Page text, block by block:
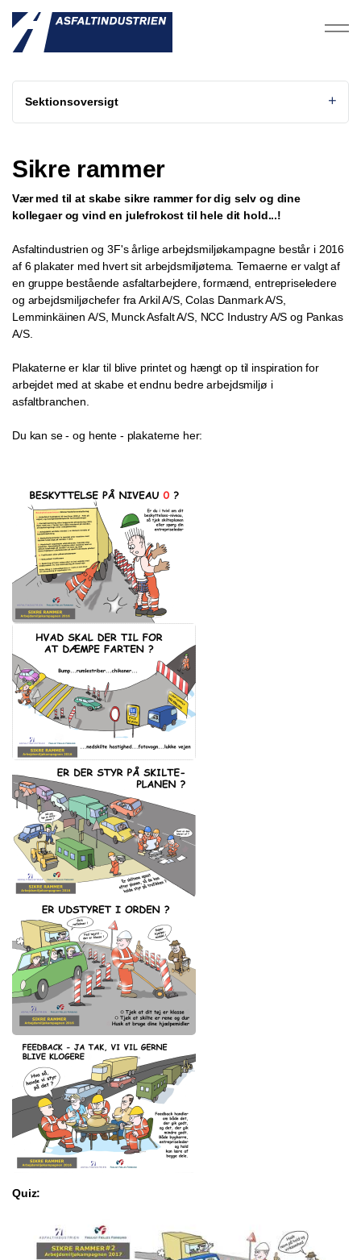
Sektionsoversigt
Sikre rammer
Vær med til at skabe sikre rammer for dig selv og dine
kollegaerog vind en julefrokost til hele dit hold...!
Asfaltindustrien og 3F's årlige arbejdsmiljøkampagne består i 2016
af 6 plakater med hvert sit arbejdsmiljøtema. Temaerne er valgt af
en gruppe bestående asfaltarbejdere, formænd, entrepriseledere
og arbejdsmiljøchefer fra Arkil A/S, Colas Danmark A/S,
Lemminkäinen A/S, Munck Asfalt A/S, NCC Industry A/S og Pankas
A/S.
Plakaterne er klar til blive printet og hængt op til inspiration for
arbejdet med at skabe et endnu bedre arbejdsmiljø i
asfaltbranchen.
Du kan se - og hente - plakaterne her:
Quiz: